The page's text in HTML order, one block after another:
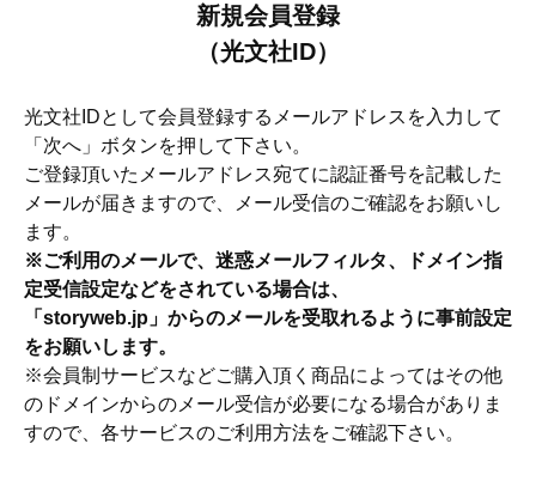
新規会員登録
（光文社ID）
光文社IDとして会員登録するメールアドレスを入力して
「次へ」ボタンを押して下さい。
ご登録頂いたメールアドレス宛てに認証番号を記載した
メールが届きますので、メール受信のご確認をお願いし
ます。
※ご利用のメールで、迷惑メールフィルタ、ドメイン指
定受信設定などをされている場合は、
「storyweb.jp」からのメールを受取れるように事前設定
をお願いします。
※会員制サービスなどご購入頂く商品によってはその他
のドメインからのメール受信が必要になる場合がありま
すので、各サービスのご利用方法をご確認下さい。